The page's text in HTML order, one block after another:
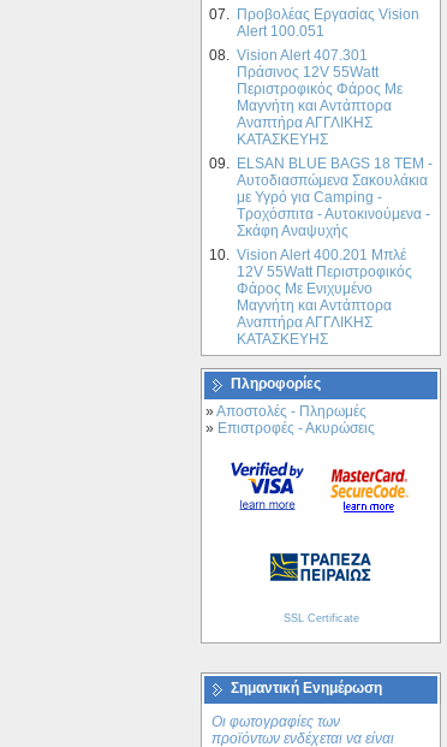
196.59€
136.10€
Γερμανική Σχάρα Οροφής Atera
τύπου SIGNO ASR RailRack με
Ράβδους Αλουμινίου (Oval)
AEROBARS για Ssang Yong
Korando with rails 98- (042222)
151.22€
Πυροσβεστικής
1,134.00€
07. Προβολέας Εργασίας Vision
Alert 100.051
08. Vision Alert 407.301
Πράσινος 12V 55Watt
Περιστροφικός Φάρος Με
Μαγνήτη και Αντάπτορα
Αναπτήρα ΑΓΓΛΙΚΗΣ
ΚΑΤΑΣΚΕΥΗΣ
09. ELSAN BLUE ΒAGS 18 ΤΕΜ -
Αυτοδιασπώμενα Σακουλάκια
με Υγρό για Camping -
Τροχόσπιτα - Αυτοκινούμενα -
Σκάφη Αναψυχής
10. Vision Alert 400.201 Mπλέ
12V 55Watt Περιστροφικός
Φάρος Με Ενιχυμένο
Μαγνήτη και Αντάπτορα
Αναπτήρα ΑΓΓΛΙΚΗΣ
ΚΑΤΑΣΚΕΥΗΣ
Πληροφορίες
»Αποστολές - Πληρωμές
» Επιστροφές - Ακυρώσεις
SSL Certificate
Σημαντική Ενημέρωση
Οι φωτογραφίες των
προϊόντων ενδέχεται να είναι